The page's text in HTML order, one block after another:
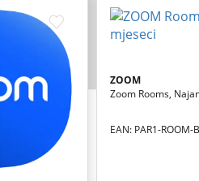
ZOOM
Zoom Rooms,
EAN: PAR1-ROOM-